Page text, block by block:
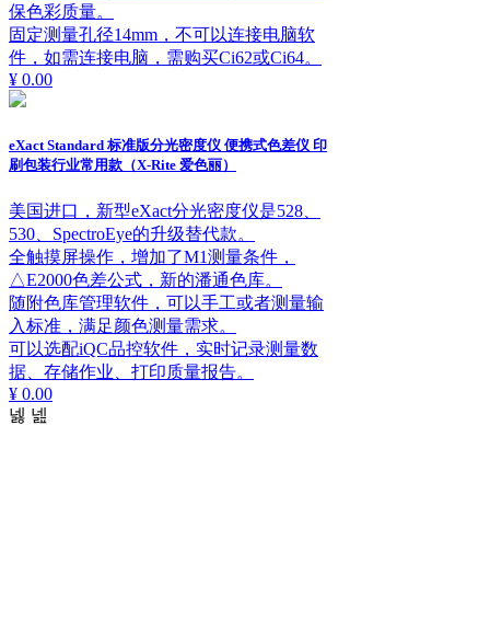
保色彩质量。
固定测量孔径14mm，不可以连接电脑软
件，如需连接电脑，需购买Ci62或Ci64。
¥ 0.00
eXact Standard 标准版分光密度仪 便携式色差仪 印
刷包装行业常用款（X-Rite 爱色丽）
美国进口，新型eXact分光密度仪是528、
530、SpectroEye的升级替代款。
全触摸屏操作，增加了M1测量条件，
△E2000色差公式，新的潘通色库。
随附色库管理软件，可以手工或者测量输
入标准，满足颜色测量需求。
可以选配iQC品控软件，实时记录测量数
据、存储作业、打印质量报告。
¥ 0.00
넳 넲